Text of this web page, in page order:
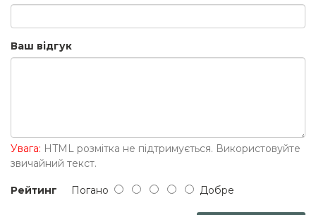
Ваш відгук
Увага: HTML розмітка не підтримується. Використовуйте
звичайний текст.
Рейтинг Погано Добре